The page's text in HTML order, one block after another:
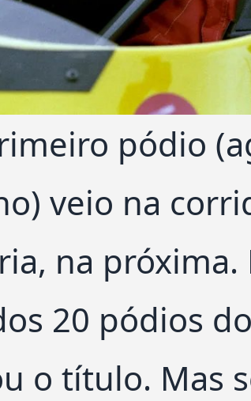
pódio
veio na
na próxima.
20 pódios
o título. Mas